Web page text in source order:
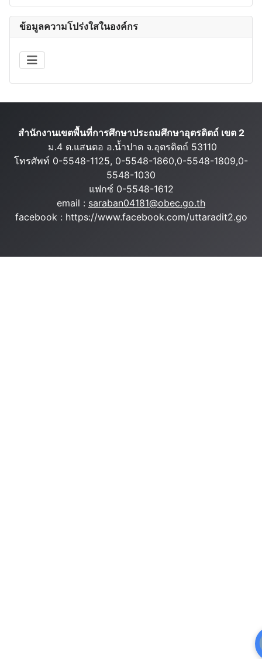
ข้อมูลความโปร่งใสในองค์กร
สำนักงานเขตพื้นที่การศึกษาประถมศึกษาอุตรดิตถ์ เขต 2
ม.4 ต.แสนตอ อ.น้ำปาด จ.อุตรดิตถ์ 53110
โทรศัพท์ 0-5548-1125, 0-5548-1860,0-5548-1809,0-
5548-1030
แฟกซ์ 0-5548-1612
email : saraban04181@obec.go.th
facebook : https://www.facebook.com/uttaradit2.go